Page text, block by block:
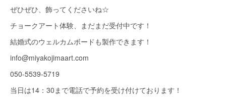
ぜひぜひ、飾ってくださいね☆
チョークアート体験、まだまだ受付中です！
結婚式のウェルカムボードも製作できます！
info@miyakojimaart.com
050-5539-5719
当日は14：30まで電話で予約を受け付けております！